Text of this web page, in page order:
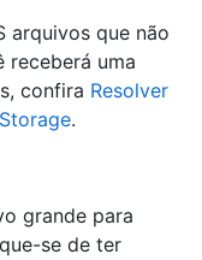
arquivos que não
receberá uma
confira Resolver
.
grande para
se de ter